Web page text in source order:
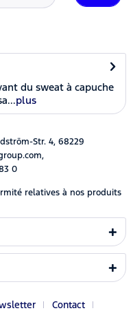
du sweat à capuche
plus
Str. 4, 68229
0
relatives à nos produits
Contact